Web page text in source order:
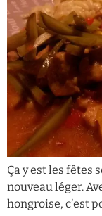
Ça y est les fêtes
nouveau léger.
hongroise, c’est